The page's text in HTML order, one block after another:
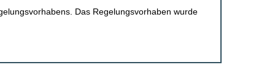
Das Regelungsvorhaben wurde